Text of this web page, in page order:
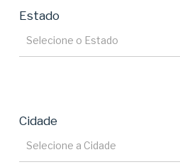
Estado
Cidade